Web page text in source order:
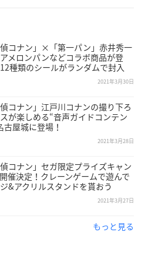
偵コナン」×「第一パン」赤井秀一
メロンパンなどコラボ商品が登
種類のシールがランダムで封入
2021年3月30日
偵コナン」江戸川コナンの撮り下ろ
が楽しめる“音声ガイドコンテン
古屋城に登場！
2021年3月28日
偵コナン」セガ限定プライズキャン
催決定！クレーンゲームで遊んで
&アクリルスタンドを貰おう
2021年3月27日
もっと見る